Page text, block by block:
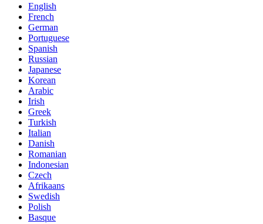
English
French
German
Portuguese
Spanish
Russian
Japanese
Korean
Arabic
Irish
Greek
Turkish
Italian
Danish
Romanian
Indonesian
Czech
Afrikaans
Swedish
Polish
Basque